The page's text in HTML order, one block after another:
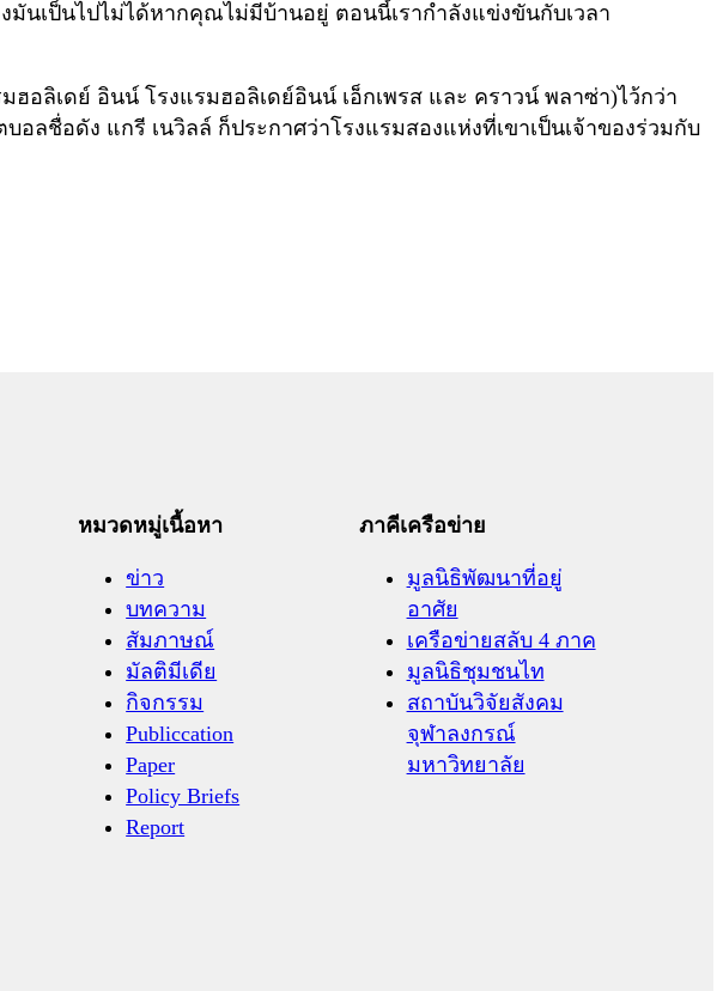
มันเป็นไปไม่ได้หากคุณไม่มีบ้านอยู่ ตอนนี้เรากำลังแข่งขันกับเวลา
ฮอลิเดย์ อินน์ โรงแรมฮอลิเดย์อินน์ เอ็กเพรส และ คราวน์ พลาซ่า)ไว้กว่า
ลชื่อดัง แกรี เนวิลล์ ก็ประกาศว่าโรงแรมสองแห่งที่เขาเป็นเจ้าของร่วมกับ
หมวดหมู่เนื้อหา
ข่าว
บทความ
สัมภาษณ์
มัลติมีเดีย
กิจกรรม
Publiccation
Paper
Policy Briefs
Report
ภาคีเครือข่าย
มูลนิธิพัฒนาที่อยู่
อาศัย
เครือข่ายสลับ 4 ภาค
มูลนิธิชุมชนไท
สถาบันวิจัยสังคม
จุฬาลงกรณ์
มหาวิทยาลัย